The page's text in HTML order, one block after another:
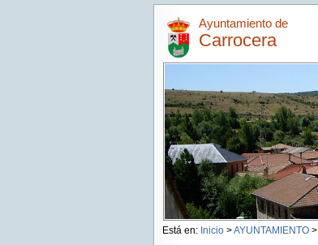
Ayuntamiento de
Carrocera
Está en: Inicio >AYUNTAMIENTO>